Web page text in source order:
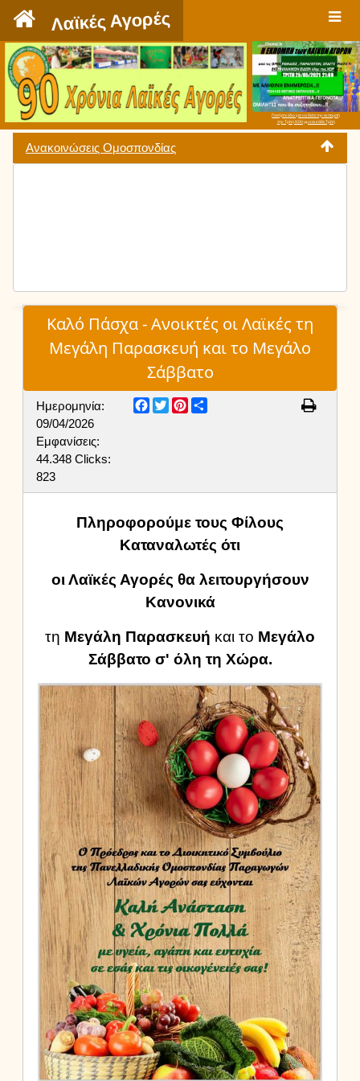
Λαϊκές Αγορές
Πατήστε εδώ για να δείτε την εκπομπή
την Τρίτη 9:00 μμ και κάθε Τρίτη
Ανακοινώσεις Ομοσπονδίας
Καλό Πάσχα - Ανοικτές οι Λαϊκές τη
Μεγάλη Παρασκευή και το Μεγάλο
Σάββατο
Ημερομηνία:
09/04/2026
Εμφανίσεις:
44.348 Clicks:
823
Facebook
TwitterPinterest
Πληροφορούμε τους Φίλους
Καταναλωτές ότι
οι Λαϊκές Αγορές θα λειτουργήσουν
Κανονικά
τη Μεγάλη Παρασκευή και το Μεγάλο
Σάββατο σ' όλη τη Χώρα.